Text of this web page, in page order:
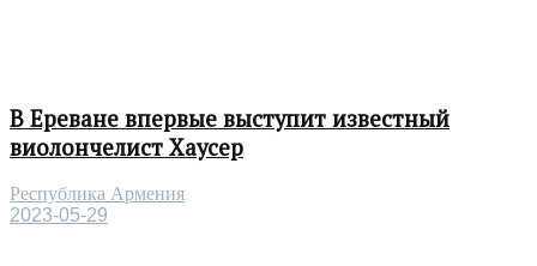
В Ереване впервые выступит известный
виолончелист Хаусер
Республика Армения
2023-05-29